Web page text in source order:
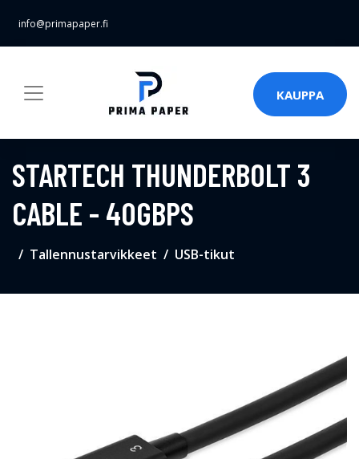
info@primapaper.fi
KAUPPA
STARTECH THUNDERBOLT 3
CABLE - 40GBPS
Tallennustarvikkeet USB-tikut